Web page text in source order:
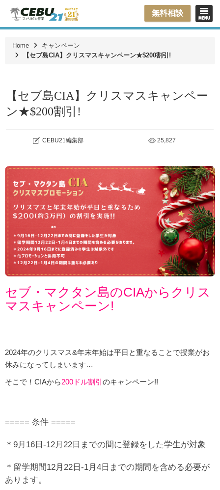
無料相談
Home
キャンペーン
【セブ島CIA】クリスマスキャンペーン★$200割引!
【セブ島CIA】クリスマスキャンペー
ン★$200割引!
CEBU21編集部 25,827
セブ・マクタン島のCIAからクリス
マスキャンペーン!
2024年のクリスマス&年末年始は平日と重なることで授業がお
休みになってしまいます…
そこで！CIAから200ドル割引のキャンペーン!!
===== 条件 =====
＊9月16日-12月22日までの間に登録をした学生が対象
＊留学期間12月22日-1月4日までの期間を含める必要が
あります。